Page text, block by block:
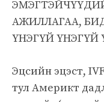
АЖИЛЛАГАА,
ҮНЭГҮЙ
Эцсийн эцэст,
тул Америкт